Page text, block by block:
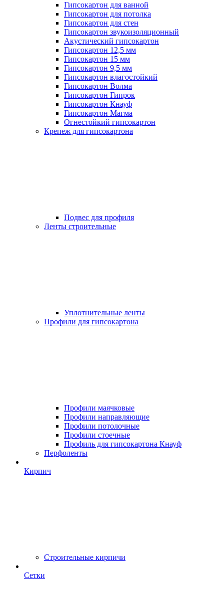
Гипсокартон для ванной
Гипсокартон для потолка
Гипсокартон для стен
Гипсокартон звукоизоляционный
Акустический гипсокартон
Гипсокартон 12,5 мм
Гипсокартон 15 мм
Гипсокартон 9,5 мм
Гипсокартон влагостойкий
Гипсокартон Волма
Гипсокартон Гипрок
Гипсокартон Кнауф
Гипсокартон Магма
Огнестойкий гипсокартон
Крепеж для гипсокартона
Подвес для профиля
Ленты строительные
Уплотнительные ленты
Профили для гипсокартона
Профили маячковые
Профили направляющие
Профили потолочные
Профили стоечные
Профиль для гипсокартона Кнауф
Перфоленты
Кирпич
Строительные кирпичи
Сетки